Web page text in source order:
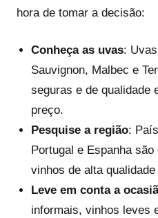
hora de tomar a decisão:
Conheça as uvas:
Sauvignon, Malbec e
seguras e de qualidade
preço.
Pesquise a região:
Portugal e Espanha
vinhos de alta
Leve em conta a
informais, vinhos leves